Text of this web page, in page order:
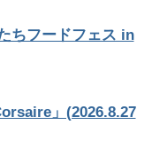
ちフードフェス in
」(2026.8.27